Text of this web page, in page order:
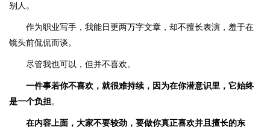
别人。
作为职业写手，我能日更两万字文章，却不擅长表演，羞于在
镜头前侃侃而谈。
尽管我也可以，但并不喜欢。
一件事若你不喜欢，就很难持续，因为在你潜意识里，它始终
是一个负担。
在内容上面，大家不要较劲，要做你真正喜欢并且擅长的东